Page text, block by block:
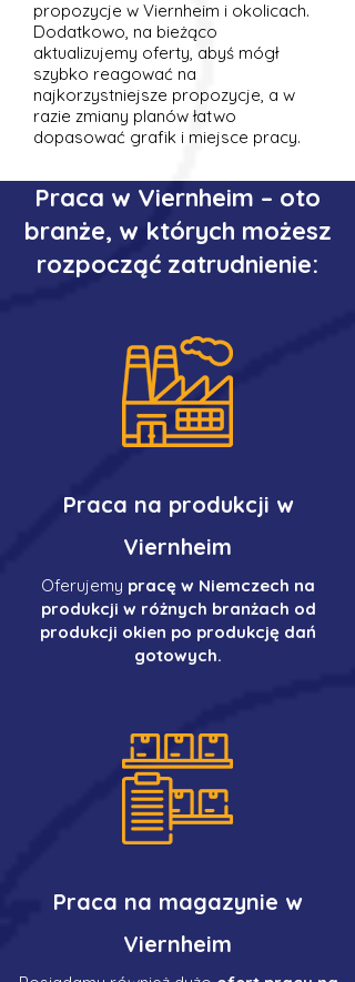
propozycje w Viernheim i okolicach.
Dodatkowo, na bieżąco
aktualizujemy oferty, abyś mógł
szybko reagować na
najkorzystniejsze propozycje, a w
razie zmiany planów łatwo
dopasować grafik i miejsce pracy.
Praca w Viernheim – oto
branże, w których możesz
rozpocząć zatrudnienie:
Praca na produkcji w
Viernheim
Oferujemy pracę w Niemczech na
produkcji w różnych branżach od
produkcji okien po produkcję dań
gotowych.
Praca na magazynie w
Viernheim